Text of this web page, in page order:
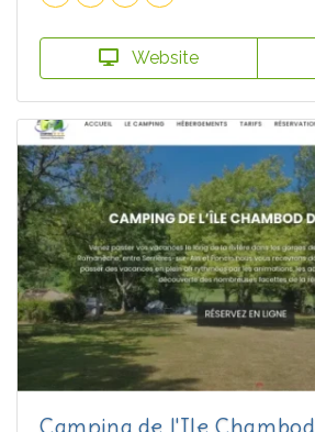
Website
Camping de l'Ile Chambod